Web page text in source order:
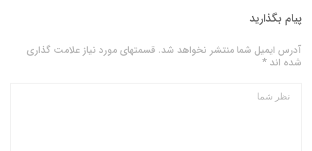
پیام بگذارید
آدرس ایمیل شما منتشر نخواهد شد. قسمتهای مورد نیاز علامت گذاری
شده اند *